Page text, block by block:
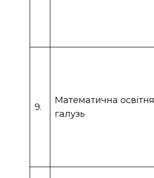
9.
Математична освітня
галузь